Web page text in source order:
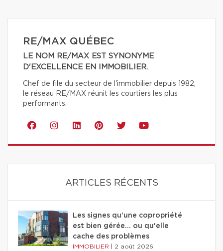
RE/MAX QUÉBEC
LE NOM RE/MAX EST SYNONYME
D'EXCELLENCE EN IMMOBILIER.
Chef de file du secteur de l'immobilier depuis 1982,
le réseau RE/MAX réunit les courtiers les plus
performants.
ARTICLES RÉCENTS
Les signes qu'une copropriété
est bien gérée… ou qu'elle
cache des problèmes
IMMOBILIER 2 août 2026